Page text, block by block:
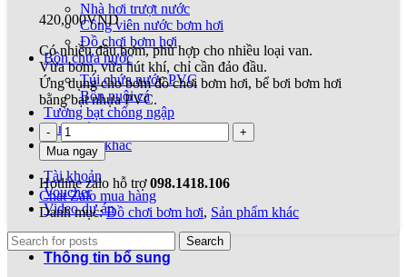
Nhà hơi trượt nước
Công viên nước bơm hơi
Đồ chơi bơm hơi
Bồn chứa nước
Túi chứa nước PVC
Bồn nuôi cá
Tường bạt chống ngập
Sản phẩm từ bạt nhựa PVC
Sản phẩm khác
Tài khoản
Voucher
Video dự án
Search
420,000VND
Có nhiều đầu bơm, phù hợp cho nhiều loại van.
Vừa bơm, vừa hút khí, chỉ cần đảo đầu.
Ứng dụng cho bơm đồ chơi bơm hơi, bể bơi bơm hơi
bằng bạt nhựa PVC.
Mua ngay
Hotline zalo hỗ trợ098.1418.106
Chat Zalo mua hàng
Danh mục: Đồ chơi bơm hơi, Sản phẩm khác
Thông tin bổ sung